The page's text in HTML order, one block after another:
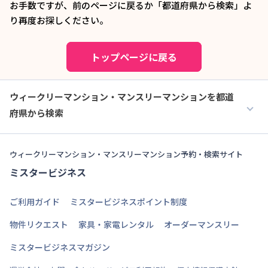
お手数ですが、前のページに戻るか「都道府県から検索」よ
り再度お探しください。
トップページに戻る
ウィークリーマンション・マンスリーマンションを都道
府県から検索
ウィークリーマンション・マンスリーマンション予約・検索サイト
ミスタービジネス
ご利用ガイド
ミスタービジネスポイント制度
物件リクエスト
家具・家電レンタル
オーダーマンスリー
ミスタービジネスマガジン